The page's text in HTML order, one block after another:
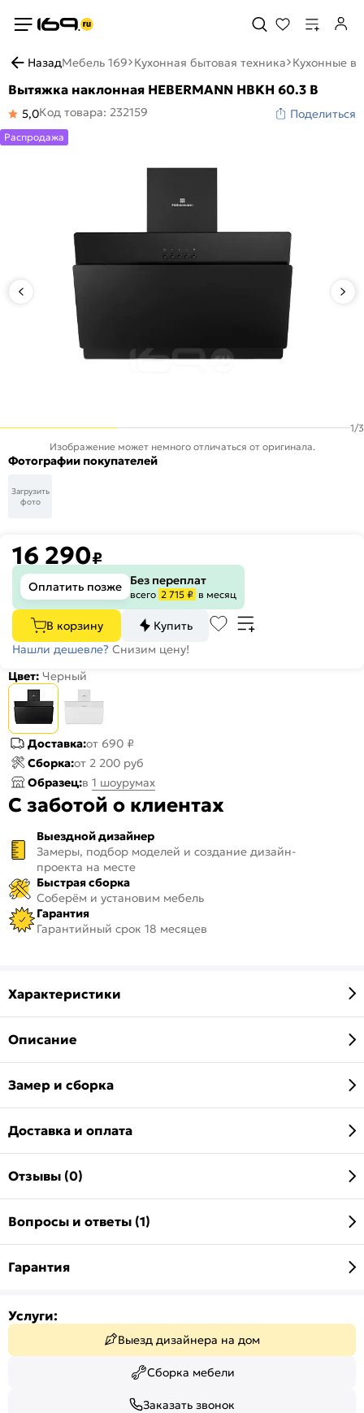
НазадМебель 169 Кухонная бытовая техника Кухонные
Вытяжка наклонная HEBERMANN HBKH 60.3 B
5,0Код товара: 232159 Поделиться
1/3
Распродажа
Изображение может немного отличаться от оригинала.
Фотографии покупателей
Загрузить
фото
16 290₽
Оплатить позже Без переплат
всего 2 715 ₽ в месяц
В корзину
Купить
Нашли дешевле? Снизим цену!
Цвет: Черный
Доставка:от 690 ₽
Сборка:от 2 200 руб
Образец:в 1 шоурумах
С заботой о клиентах
Выездной дизайнер
Замеры, подбор моделей и создание дизайн-
проекта на месте
Быстрая сборка
Соберём и установим мебель
Гарантия
Гарантийный срок 18 месяцев
Характеристики
Описание
Замер и сборка
Доставка и оплата
Отзывы (0)
Вопросы и ответы (1)
Гарантия
Услуги:
Выезд дизайнера на дом
Сборка мебели
Заказать звонок